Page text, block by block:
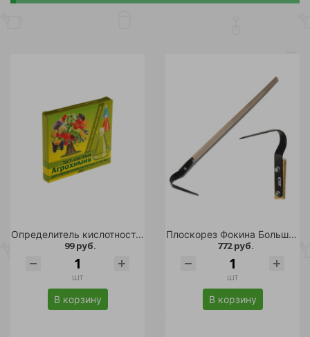
Определитель кислотности почвы АГРОХИМИК ВХ 5амп*1мл/48
99 руб.
шт
В корзину
Плоскорез Фокина Большой М /50
772 руб.
шт
В корзину